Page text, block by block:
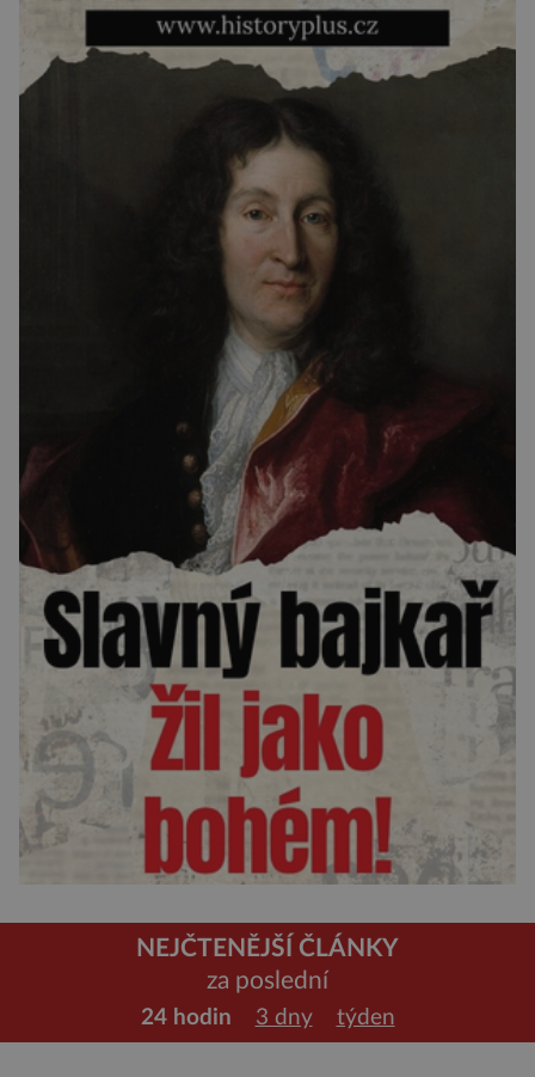
NEJČTENĚJŠÍ ČLÁNKY
za poslední
24 hodin 3 dny týden